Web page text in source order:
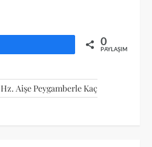
0
PAYLAŞIMLAR
Hz. Aişe Peygamberle Kaç